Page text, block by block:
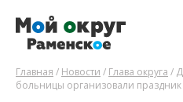
Главная / Новости / Глава округа /
больницы организовали